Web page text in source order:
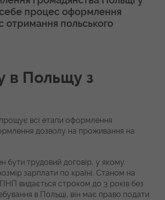
процес оформлення
отримання польського
в Польщу з
всі етапи оформлення
дозволу на проживання на
бути трудовий договір, у якому
зарплати по країні. Станом на
видається строком до 3 років без
в Польщі, він має право подати